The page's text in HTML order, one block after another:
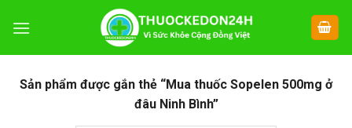
đến
Sản phẩm được gắn thẻ “Mua thuốc Sopelen 500mg ở
đâu Ninh Bình”